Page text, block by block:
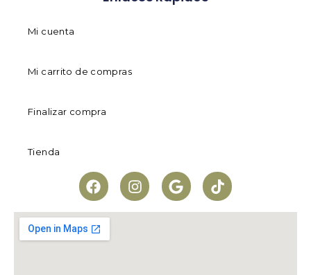
Mi cuenta
Mi carrito de compras
Finalizar compra
Tienda